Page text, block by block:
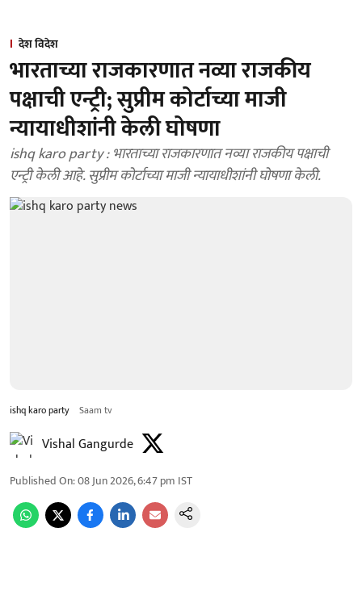
देश विदेश
भारताच्या राजकारणात नव्या राजकीय
पक्षाची एन्ट्री; सुप्रीम कोर्टाच्या माजी
न्यायाधीशांनी केली घोषणा
ishq karo party : भारताच्या राजकारणात नव्या राजकीय पक्षाची
एन्ट्री केली आहे. सुप्रीम कोर्टाच्या माजी न्यायाधीशांनी घोषणा केली.
ishq karo party Saam tv
Vishal Gangurde
Published On:08 Jun 2026, 6:47 pm IST